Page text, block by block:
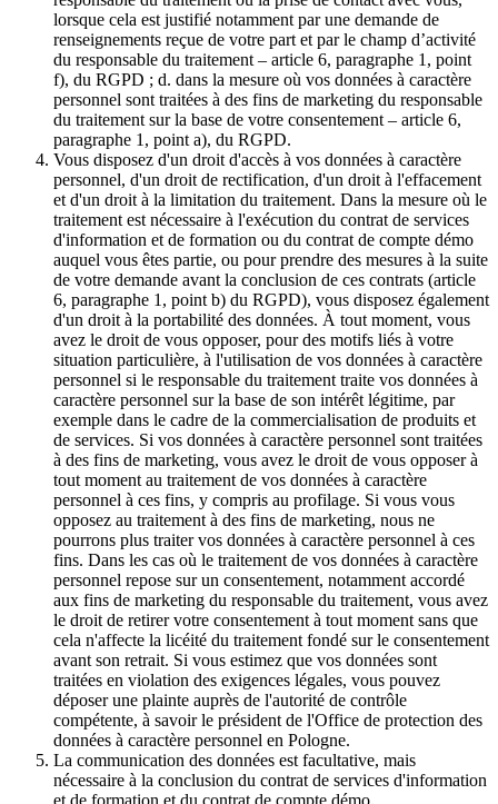
lorsque cela est justifié notamment par une demande de
renseignements reçue de votre part et par le champ d’activité
du responsable du traitement – article 6, paragraphe 1, point
f), du RGPD ; d. dans la mesure où vos données à caractère
personnel sont traitées à des fins de marketing du responsable
du traitement sur la base de votre consentement – article 6,
paragraphe 1, point a), du RGPD.
Vous disposez d'un droit d'accès à vos données à caractère
personnel, d'un droit de rectification, d'un droit à l'effacement
et d'un droit à la limitation du traitement. Dans la mesure où le
traitement est nécessaire à l'exécution du contrat de services
d'information et de formation ou du contrat de compte démo
auquel vous êtes partie, ou pour prendre des mesures à la suite
de votre demande avant la conclusion de ces contrats (article
6, paragraphe 1, point b) du RGPD), vous disposez également
d'un droit à la portabilité des données. À tout moment, vous
avez le droit de vous opposer, pour des motifs liés à votre
situation particulière, à l'utilisation de vos données à caractère
personnel si le responsable du traitement traite vos données à
caractère personnel sur la base de son intérêt légitime, par
exemple dans le cadre de la commercialisation de produits et
de services. Si vos données à caractère personnel sont traitées
à des fins de marketing, vous avez le droit de vous opposer à
tout moment au traitement de vos données à caractère
personnel à ces fins, y compris au profilage. Si vous vous
opposez au traitement à des fins de marketing, nous ne
pourrons plus traiter vos données à caractère personnel à ces
fins. Dans les cas où le traitement de vos données à caractère
personnel repose sur un consentement, notamment accordé
aux fins de marketing du responsable du traitement, vous avez
le droit de retirer votre consentement à tout moment sans que
cela n'affecte la licéité du traitement fondé sur le consentement
avant son retrait. Si vous estimez que vos données sont
traitées en violation des exigences légales, vous pouvez
déposer une plainte auprès de l'autorité de contrôle
compétente, à savoir le président de l'Office de protection des
données à caractère personnel en Pologne.
La communication des données est facultative, mais
nécessaire à la conclusion du contrat de services d'information
et de formation et du contrat de compte démo.